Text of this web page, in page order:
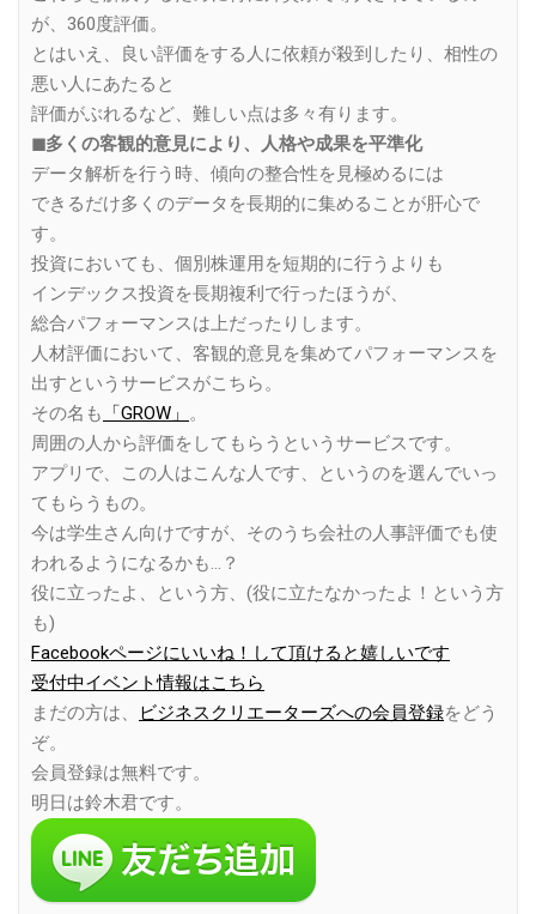
が、360度評価。
とはいえ、良い評価をする人に依頼が殺到したり、相性の
悪い人にあたると
評価がぶれるなど、難しい点は多々有ります。
◼︎多くの客観的意見により、人格や成果を平準化
データ解析を行う時、傾向の整合性を見極めるには
できるだけ多くのデータを長期的に集めることが肝心で
す。
投資においても、個別株運用を短期的に行うよりも
インデックス投資を長期複利で行ったほうが、
総合パフォーマンスは上だったりします。
人材評価において、客観的意見を集めてパフォーマンスを
出すというサービスがこちら。
その名も
「GROW」 。
周囲の人から評価をしてもらうというサービスです。
アプリで、この人はこんな人です、というのを選んでいっ
てもらうもの。
今は学生さん向けですが、そのうち会社の人事評価でも使
われるようになるかも…？
役に立ったよ、という方、(役に立たなかったよ！という方
も)
Facebookページにいいね！して頂けると嬉しいです
受付中イベント情報はこちら
まだの方は、
ビジネスクリエーターズへの会員登録をどう
ぞ。
会員登録は無料です。
明日は鈴木君です。